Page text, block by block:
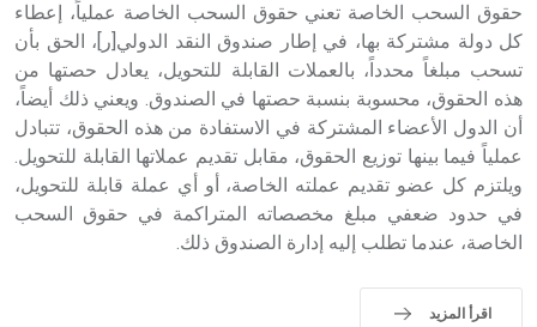
حقوق السحب الخاصة تعني حقوق السحب الخاصة عملياً، إعطاء
كل دولة مشتركة بها، في إطار صندوق النقد الدولي[ر]، الحق بأن
تسحب مبلغاً محدداً، بالعملات القابلة للتحويل، يعادل حصتها من
هذه الحقوق، محسوبة بنسبة حصتها في الصندوق. ويعني ذلك أيضاً،
أن الدول الأعضاء المشتركة في الاستفادة من هذه الحقوق، تتبادل
عملياً فيما بينها توزيع الحقوق، مقابل تقديم عملاتها القابلة للتحويل.
ويلتزم كل عضو تقديم عملته الخاصة، أو أي عملة قابلة للتحويل،
في حدود ضعفي مبلغ مخصصاته المتراكمة في حقوق السحب
الخاصة، عندما تطلب إليه إدارة الصندوق ذلك.
اقرأ المزيد